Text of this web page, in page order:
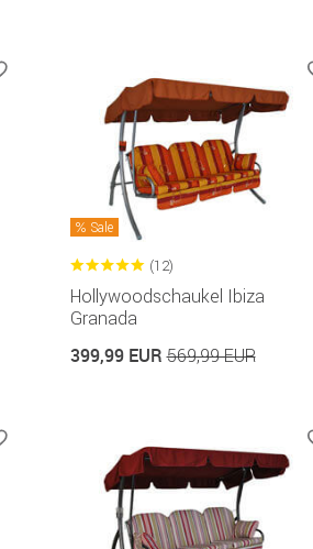
Sale
(12)
Hollywoodschaukel Ibiza
Granada
399,99 EUR569,99 EUR